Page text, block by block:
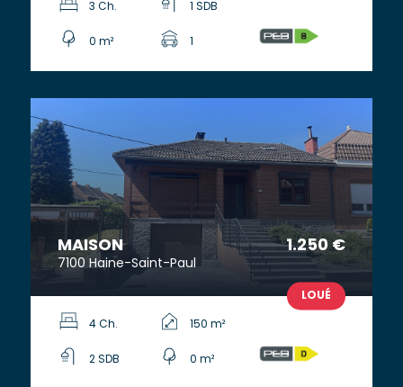
3 Ch. 1 SDB
0 m²
MAISON 1.250 €
7100 Haine-Saint-Paul
LOUÉ
4 Ch. 150 m²
2 SDB 0 m²